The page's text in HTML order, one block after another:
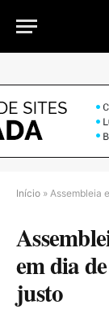
Início » Assembleia e
em dia
justo